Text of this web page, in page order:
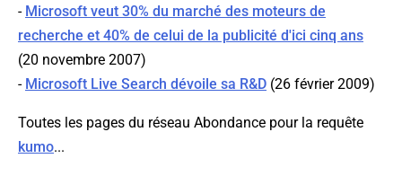
- Microsoft veut 30% du marché des moteurs de
recherche et 40% de celui de la publicité d'ici cinq ans
(20 novembre 2007)
- Microsoft Live Search dévoile sa R&D (26 février 2009)
Toutes les pages du réseau Abondance pour la requête
kumo...